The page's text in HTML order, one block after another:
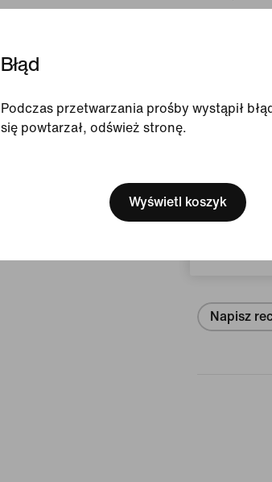
We think
Update
Błąd
Podczas przetwarzania prośby wystąpił
się powtarzał, odśwież stronę.
Wyświetl koszyk
Wyświetl
Opinie
Napisz